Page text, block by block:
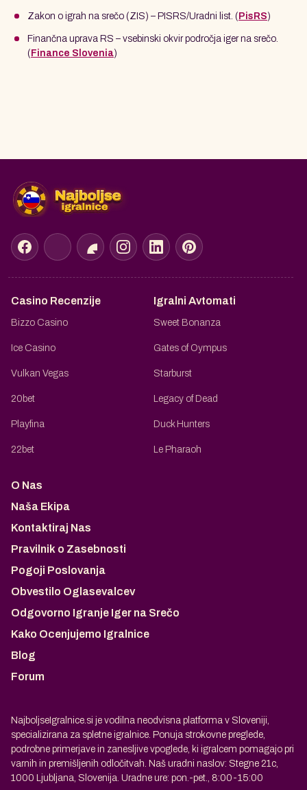
Zakon o igrah na srečo (ZIS) – PISRS/Uradni list. (PisRS)
Finančna uprava RS – vsebinski okvir področja iger na srečo.
(Finance Slovenia)
NajboljseIgralnice.si je vodilna neodvisna platforma v Sloveniji,
specializirana za spletne igralnice. Ponuja strokovne preglede,
podrobne primerjave in zanesljive vpoglede, ki igralcem pomagajo pri
varnih in premišljenih odločitvah. Naš uradni naslov: Stegne 21c,
1000 Ljubljana, Slovenija. Uradne ure: pon.-pet., 8:00-15:00
Casino Recenzije
Bizzo Casino
Ice Casino
Vulkan Vegas
20bet
Playfina
22bet
Igralni Avtomati
Sweet Bonanza
Gates of Oympus
Starburst
Legacy of Dead
Duck Hunters
Le Pharaoh
O Nas
Naša Ekipa
Kontaktiraj Nas
Pravilnik o Zasebnosti
Pogoji Poslovanja
Obvestilo Oglasevalcev
Odgovorno Igranje Iger na Srečo
Kako Ocenjujemo Igralnice
Blog
Forum